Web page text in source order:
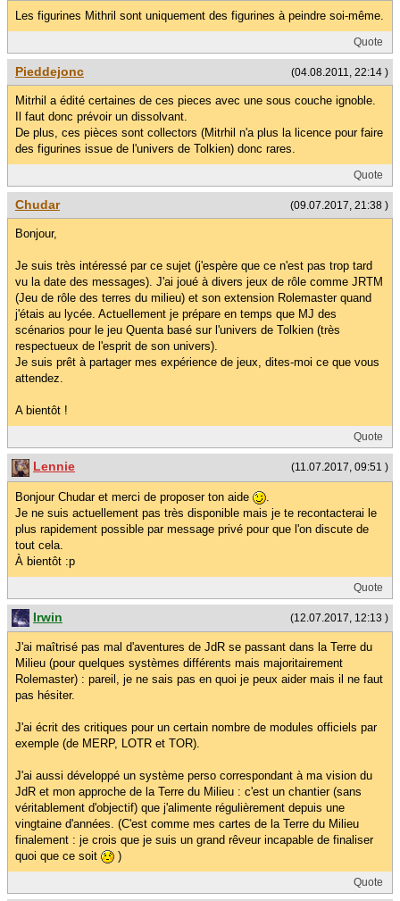
Les figurines Mithril sont uniquement des figurines à peindre soi-même.
Quote
(04.08.2011, 22:14 )
Pieddejonc
Mitrhil a édité certaines de ces pieces avec une sous couche ignoble.
Il faut donc prévoir un dissolvant.
De plus, ces pièces sont collectors (Mitrhil n'a plus la licence pour faire
des figurines issue de l'univers de Tolkien) donc rares.
Quote
(09.07.2017, 21:38 )
Chudar
Bonjour,
Je suis très intéressé par ce sujet (j'espère que ce n'est pas trop tard
vu la date des messages). J'ai joué à divers jeux de rôle comme JRTM
(Jeu de rôle des terres du milieu) et son extension Rolemaster quand
j'étais au lycée. Actuellement je prépare en temps que MJ des
scénarios pour le jeu Quenta basé sur l'univers de Tolkien (très
respectueux de l'esprit de son univers).
Je suis prêt à partager mes expérience de jeux, dites-moi ce que vous
attendez.
A bientôt !
Quote
(11.07.2017, 09:51 )
Lennie
Bonjour Chudar et merci de proposer ton aide
Je ne suis actuellement pas très disponible mais je te recontacterai le
plus rapidement possible par message privé pour que l'on discute de
tout cela.
À bientôt :p
Quote
(12.07.2017, 12:13 )
Irwin
J'ai maîtrisé pas mal d'aventures de JdR se passant dans la Terre du
Milieu (pour quelques systèmes différents mais majoritairement
Rolemaster) : pareil, je ne sais pas en quoi je peux aider mais il ne faut
pas hésiter.
J'ai écrit des critiques pour un certain nombre de modules officiels par
exemple (de MERP, LOTR et TOR).
J'ai aussi développé un système perso correspondant à ma vision du
JdR et mon approche de la Terre du Milieu : c'est un chantier (sans
véritablement d'objectif) que j'alimente régulièrement depuis une
vingtaine d'années. (C'est comme mes cartes de la Terre du Milieu
finalement : je crois que je suis un grand rêveur incapable de finaliser
quoi que ce soit
)
Quote